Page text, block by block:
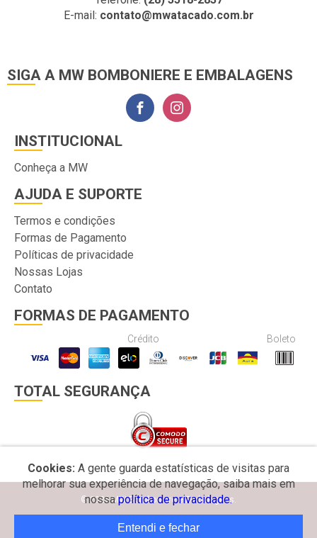
E-mail: contato@mwatacado.com.br
SIGA A MW BOMBONIERE E EMBALAGENS
INSTITUCIONAL
Conheça a MW
AJUDA E SUPORTE
Termos e condições
Formas de Pagamento
Políticas de privacidade
Nossas Lojas
Contato
FORMAS DE PAGAMENTO
Crédito Boleto
TOTAL SEGURANÇA
Cookies: A gente guarda estatísticas de visitas para
melhorar sua experiência de navegação, saiba mais em
nossapolítica de privacidade.
Entendi e fechar
© 2026 MW Bomboniere e Embalagens.
Desenvolvido por